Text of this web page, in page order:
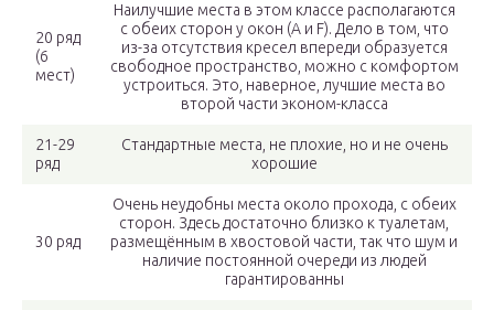
20 ряд
(6
мест)
Наилучшие места в этом классе располагаются
с обеих сторон у окон (А и F). Дело в том, что
из-за отсутствия кресел впереди образуется
свободное пространство, можно с комфортом
устроиться. Это, наверное, лучшие места во
второй части эконом-класса
21-29
ряд
Стандартные места, не плохие, но и не очень
хорошие
30 ряд
Очень неудобны места около прохода, с обеих
сторон. Здесь достаточно близко к туалетам,
размещённым в хвостовой части, так что шум и
наличие постоянной очереди из людей
гарантированны